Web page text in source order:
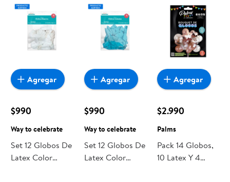
$990
Way to celebrate
Set 12 Globos De
Latex Color
Agregar
$990
Way to celebrate
Set 12 Globos De
Latex Color
Agregar
$2.990
Palms
Pack 14 Globos,
10 Latex Y 4
Agregar